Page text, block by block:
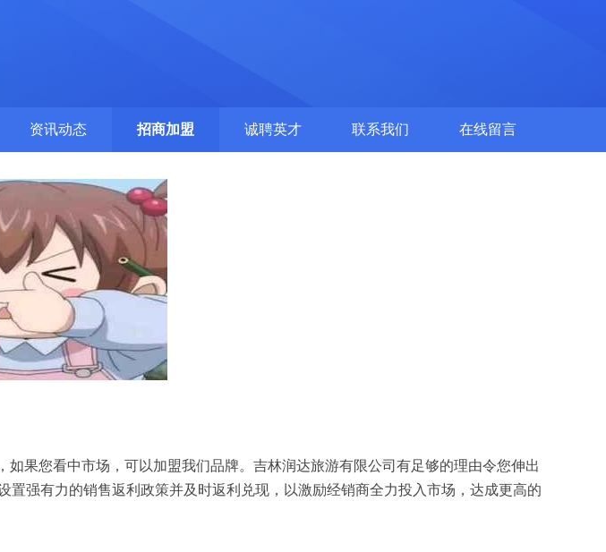
资讯动态 招商加盟 诚聘英才 联系我们 在线留言
果您看中市场，可以加盟我们品牌。吉林润达旅游有限公司有足够的理由令您伸出
强有力的销售返利政策并及时返利兑现，以激励经销商全力投入市场，达成更高的